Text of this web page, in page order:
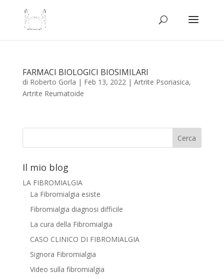
FARMACI BIOLOGICI BIOSIMILARI
di Roberto Gorla | Feb 13, 2022| Artrite Psoriasica,
Artrite Reumatoide
Il mio blog
LA FIBROMIALGIA
La Fibromialgia esiste
Fibromialgia diagnosi difficile
La cura della Fibromialgia
CASO CLINICO DI FIBROMIALGIA
Signora Fibromialgia
Video sulla fibromialgia